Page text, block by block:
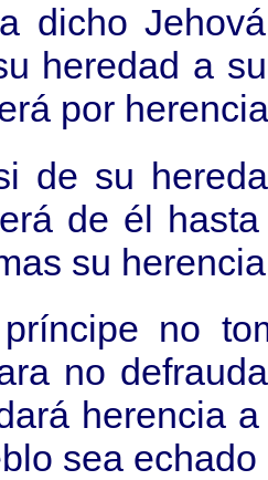
dicho
heredad a
por
de su
de él
su
no
no
herencia
sea